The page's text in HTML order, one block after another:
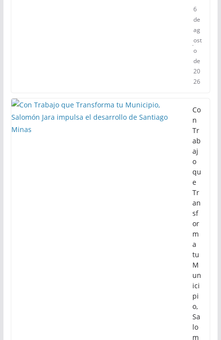
6
de
ag
ost
o
de
20
26
Co
n
Tr
ab
aj
o
qu
e
Tr
an
sf
or
m
a
tu
M
un
ici
pi
o,
Sa
lo
m